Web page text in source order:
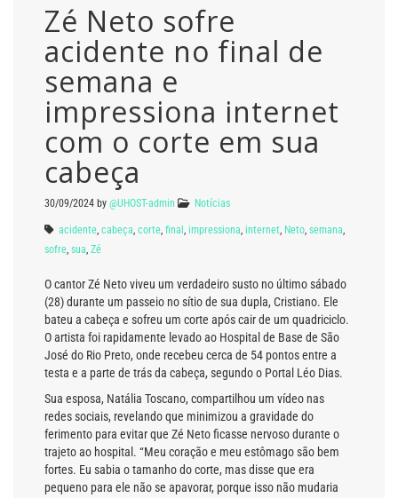
Zé Neto sofre
acidente no final de
semana e
impressiona internet
com o corte em sua
cabeça
30/09/2024 by @UHOST-admin Notícias
acidente cabeça corte final impressiona internet Neto semana
sofre sua Zé
O cantor Zé Neto viveu um verdadeiro susto no último sábado
(28) durante um passeio no sítio de sua dupla, Cristiano. Ele
bateu a cabeça e sofreu um corte após cair de um quadriciclo.
O artista foi rapidamente levado ao Hospital de Base de São
José do Rio Preto, onde recebeu cerca de 54 pontos entre a
testa e a parte de trás da cabeça, segundo o Portal Léo Dias.
Sua esposa, Natália Toscano, compartilhou um vídeo nas
redes sociais, revelando que minimizou a gravidade do
ferimento para evitar que Zé Neto ficasse nervoso durante o
trajeto ao hospital. “Meu coração e meu estômago são bem
fortes. Eu sabia o tamanho do corte, mas disse que era
pequeno para ele não se apavorar, porque isso não mudaria